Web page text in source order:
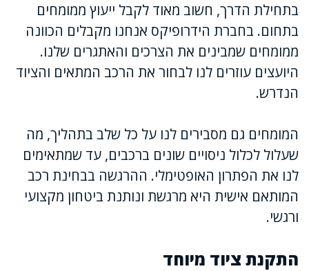
בתחילת הדרך, חשוב מאוד לקבל ייעוץ ממומחים
בתחום. בחברת הידרופיקס אנחנו מקבלים הכוונה
ממומחים שמבינים את הצרכים והאתגרים שלנו.
היועצים עוזרים לנו לבחור את הרכב המתאים והציוד
הנדרש.
המומחים גם מסבירים לנו על כל שלב בתהליך, מה
שעלול לכלול ניסויים שונים ברכבים, עד שמתאימים
לנו את הפתרון האופטימלי. ההרגשה בבחינת רכב
המותאם אישית היא מרגשת ונותנת ביטחון מקצועי
ורגשי.
התקנת ציוד מיוחד